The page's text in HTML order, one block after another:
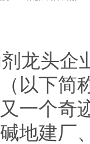
龙头企
以下简
一个奇
地建厂